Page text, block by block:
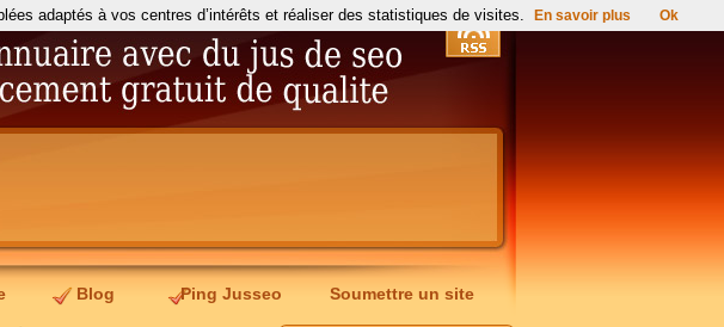
Blog Ping Jusseo Soumettre un site
adaptés à vos centres d’intérêts et réaliser des statistiques de visites. En savoir plus Ok